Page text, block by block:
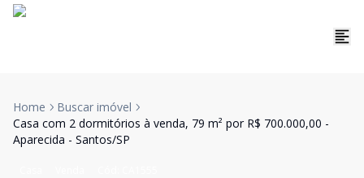
Home
Buscar imóvel
Casa com 2 dormitórios à venda, 79 m² por R$ 700.000,00 -
Aparecida - Santos/SP